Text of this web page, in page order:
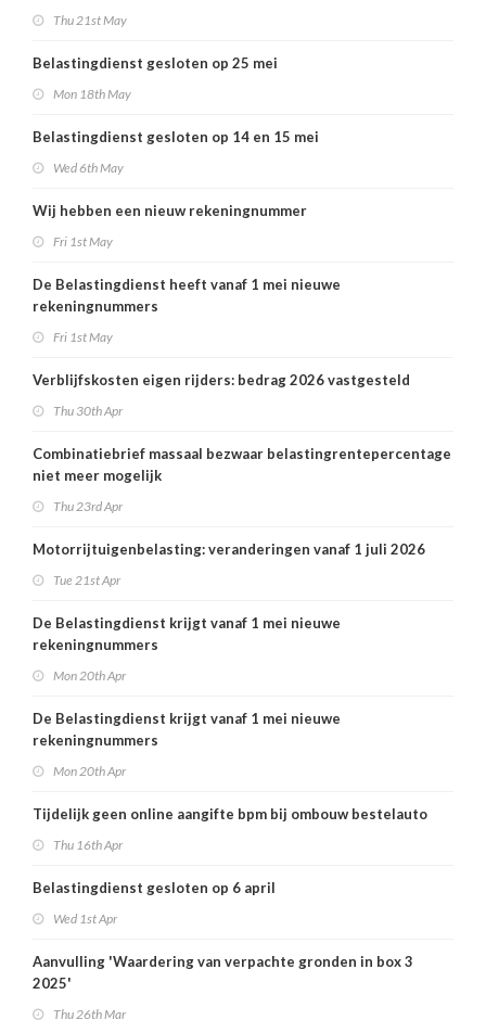
Thu 21st May
Belastingdienst gesloten op 25 mei
Mon 18th May
Belastingdienst gesloten op 14 en 15 mei
Wed 6th May
Wij hebben een nieuw rekeningnummer
Fri 1st May
De Belastingdienst heeft vanaf 1 mei nieuwe
rekeningnummers
Fri 1st May
Verblijfskosten eigen rijders: bedrag 2026 vastgesteld
Thu 30th Apr
Combinatiebrief massaal bezwaar belastingrentepercentage
niet meer mogelijk
Thu 23rd Apr
Motorrijtuigenbelasting: veranderingen vanaf 1 juli 2026
Tue 21st Apr
De Belastingdienst krijgt vanaf 1 mei nieuwe
rekeningnummers
Mon 20th Apr
De Belastingdienst krijgt vanaf 1 mei nieuwe
rekeningnummers
Mon 20th Apr
Tijdelijk geen online aangifte bpm bij ombouw bestelauto
Thu 16th Apr
Belastingdienst gesloten op 6 april
Wed 1st Apr
Aanvulling 'Waardering van verpachte gronden in box 3
2025'
Thu 26th Mar